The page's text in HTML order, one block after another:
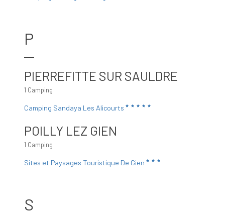
P
PIERREFITTE SUR SAULDRE
1 Camping
Camping Sandaya Les Alicourts
POILLY LEZ GIEN
1 Camping
Sites et Paysages Touristique De Gien
S